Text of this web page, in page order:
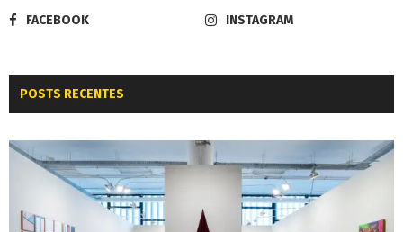
FACEBOOK INSTAGRAM
POSTS RECENTES